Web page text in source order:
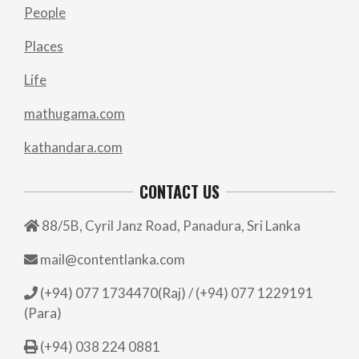
People
Places
Life
mathugama.com
kathandara.com
CONTACT US
88/5B, Cyril Janz Road, Panadura, Sri Lanka
mail@contentlanka.com
(+94) 077 1734470(Raj) / (+94) 077 1229191
(Para)
(+94) 038 224 0881